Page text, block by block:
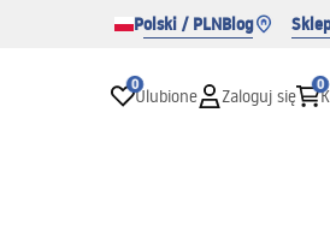
Polski / PLNBlog
0
Ulubione Zaloguj się
0